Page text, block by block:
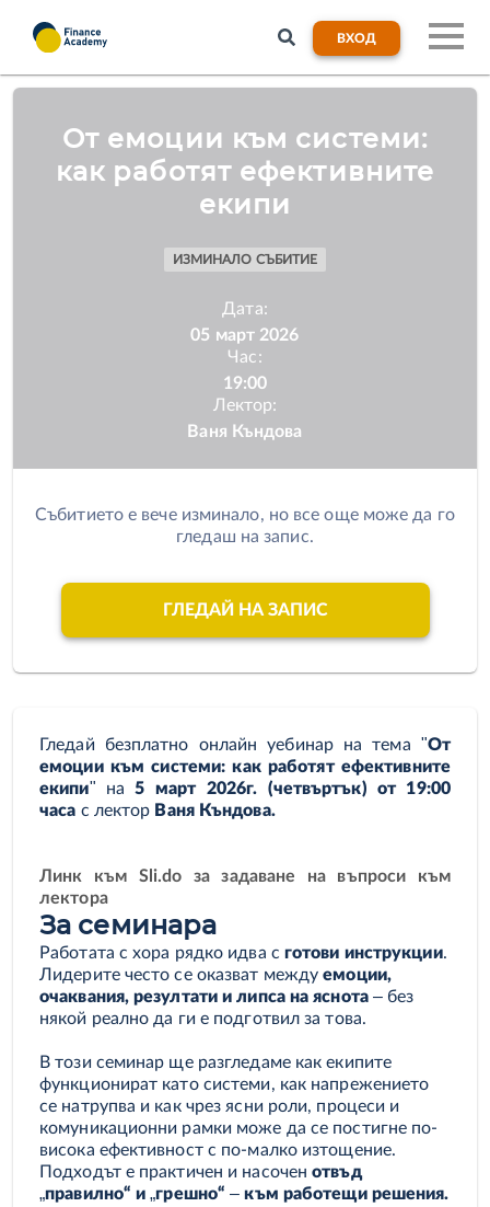
ВХОД
От емоции към системи:
как работят ефективните
екипи
ИЗМИНАЛО СЪБИТИЕ
Дата:
05 март 2026
Час:
19:00
Лектор:
Ваня Къндова
Събитието е вече изминало, но все още може да го
гледаш на запис.
ГЛЕДАЙ НА ЗАПИС
Гледай безплатно онлайн уебинар на тема "От
емоции към системи: как работят ефективните
екипи" нa 5 март 2026г. (четвъртък) от 19:00
часа с лектор Ваня Къндова.
Линк към Sli.do за задаване на въпроси към
лектора
За семинара
Работата с хора рядко идва с готови инструкции.
Лидерите често се оказват междуемоции,
очаквания, резултати и липса на яснота– без
някой реално да ги е подготвил за това.
В този семинар ще разгледаме как екипите
функционират като системи, как напрежението
се натрупва и как чрез ясни роли, процеси и
комуникационни рамки може да се постигне по-
висока ефективност с по-малко изтощение.
Подходът е практичен и насочен отвъд
„правилно“ и „грешно“ – към работещи решения.